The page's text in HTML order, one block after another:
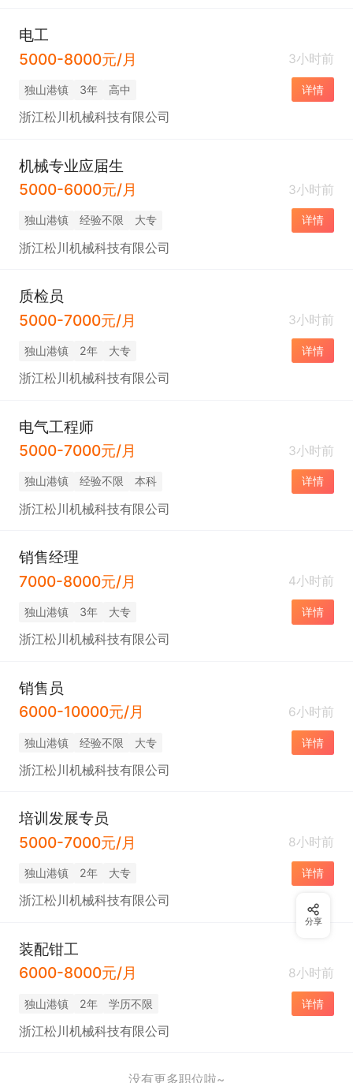
电工
5000-8000元/月
3小时前
独山港镇 3年 高中 详情
浙江松川机械科技有限公司
机械专业应届生
5000-6000元/月
3小时前
独山港镇 经验不限 大专 详情
浙江松川机械科技有限公司
质检员
5000-7000元/月
3小时前
独山港镇 2年 大专 详情
浙江松川机械科技有限公司
电气工程师
5000-7000元/月
3小时前
独山港镇 经验不限 本科 详情
浙江松川机械科技有限公司
销售经理
7000-8000元/月
4小时前
独山港镇 3年 大专 详情
浙江松川机械科技有限公司
销售员
6000-10000元/月
6小时前
独山港镇 经验不限 大专 详情
浙江松川机械科技有限公司
培训发展专员
5000-7000元/月
8小时前
独山港镇 2年 大专 详情
浙江松川机械科技有限公司
装配钳工
6000-8000元/月
8小时前
独山港镇 2年 学历不限 详情
浙江松川机械科技有限公司
没有更多职位啦~
分享